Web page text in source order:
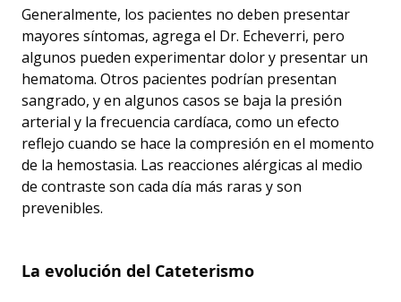
Generalmente, los pacientes no deben presentar
mayores síntomas, agrega el Dr. Echeverri, pero
algunos pueden experimentar dolor y presentar un
hematoma. Otros pacientes podrían presentan
sangrado, y en algunos casos se baja la presión
arterial y la frecuencia cardíaca, como un efecto
reflejo cuando se hace la compresión en el momento
de la hemostasia. Las reacciones alérgicas al medio
de contraste son cada día más raras y son
prevenibles.
La evolución del Cateterismo